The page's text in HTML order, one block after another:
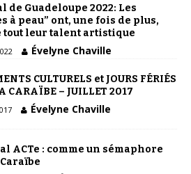
de Guadeloupe 2022: Les
à peau” ont, une fois de plus,
tout leur talent artistique
Évelyne Chaville
CULTURELS et JOURS FÉRIÉS
CARAÏBE – JUILLET 2017
Évelyne Chaville
ACTe : comme un sémaphore